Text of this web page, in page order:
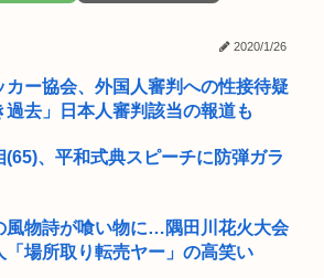
性の、80歳母の腹を踏みつけ肋骨8本を
上の高級新公用車を購入させ贅を尽くし
世界中に発信してる意識ゼロで修学旅行
「長岡の花火行ってきた」 花火を見せた
70）
2020/1/26
カー協会、外国人審判への性接待疑
去」日本人審判該当の報道も
(65)、平和式典スピーチに防弾ガラ
風物詩が喰い物に…隅田川花火大会
「場所取り転売ヤー」の高笑い